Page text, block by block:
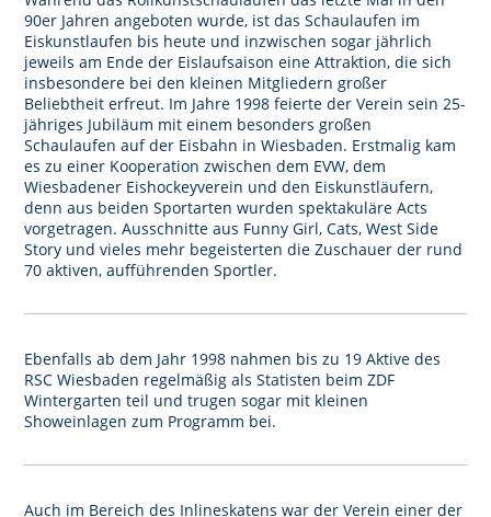
90er Jahren angeboten wurde, ist das Schaulaufen im
Eiskunstlaufen bis heute und inzwischen sogar jährlich
jeweils am Ende der Eislaufsaison eine Attraktion, die sich
insbesondere bei den kleinen Mitgliedern großer
Beliebtheit erfreut. Im Jahre 1998 feierte der Verein sein 25-
jähriges Jubiläum mit einem besonders großen
Schaulaufen auf der Eisbahn in Wiesbaden. Erstmalig kam
es zu einer Kooperation zwischen dem EVW, dem
Wiesbadener Eishockeyverein und den Eiskunstläufern,
denn aus beiden Sportarten wurden spektakuläre Acts
vorgetragen. Ausschnitte aus Funny Girl, Cats, West Side
Story und vieles mehr begeisterten die Zuschauer der rund
70 aktiven, aufführenden Sportler.
Ebenfalls ab dem Jahr 1998 nahmen bis zu 19 Aktive des
RSC Wiesbaden regelmäßig als Statisten beim ZDF
Wintergarten teil und trugen sogar mit kleinen
Showeinlagen zum Programm bei.
Auch im Bereich des Inlineskatens war der Verein einer der